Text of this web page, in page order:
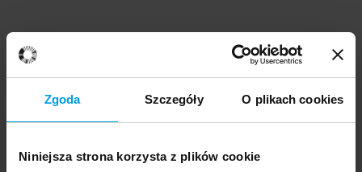
Zgoda Szczegóły O plikach cookies
Niniejsza strona korzysta z plików cookie